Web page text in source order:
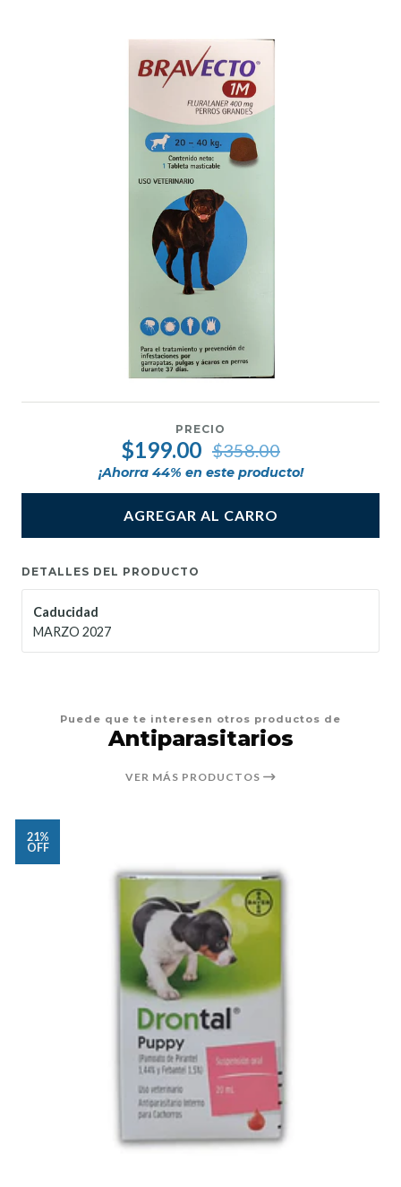
PRECIO
$199.00 $358.00
¡Ahorra 44% en este producto!
AGREGAR AL CARRO
DETALLES DEL PRODUCTO
Caducidad
MARZO 2027
Puede que te interesen otros productos de
Antiparasitarios
VER MÁS PRODUCTOS
21%
OFF